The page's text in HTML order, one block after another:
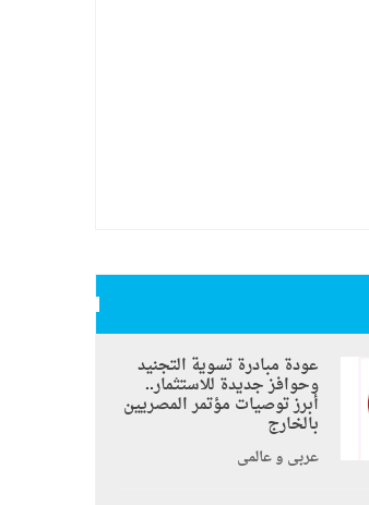
عودة مبادرة تسوية التجنيد
وحوافز جديدة للاستثمار..
أبرز توصيات مؤتمر المصريين
بالخارج
عربي و عالمي